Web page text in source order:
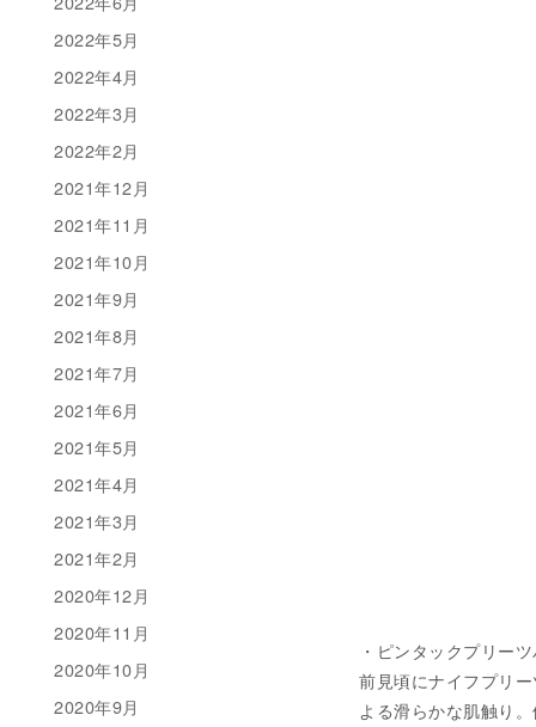
・ピンタックプリー
前見頃にナイフプリ
よる滑らかな肌触り
2022年5月
2022年4月
2022年3月
2022年2月
2021年12月
2021年11月
2021年10月
2021年9月
2021年8月
2021年7月
2021年6月
2021年5月
2021年4月
2021年3月
2021年2月
2020年12月
2020年11月
2020年10月
2020年9月